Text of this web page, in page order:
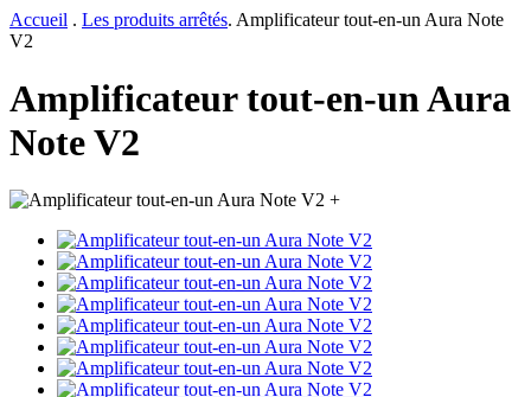
Accueil . Les produits arrêtés. Amplificateur tout-en-un Aura Note
V2
Amplificateur tout-en-un Aura
Note V2
+